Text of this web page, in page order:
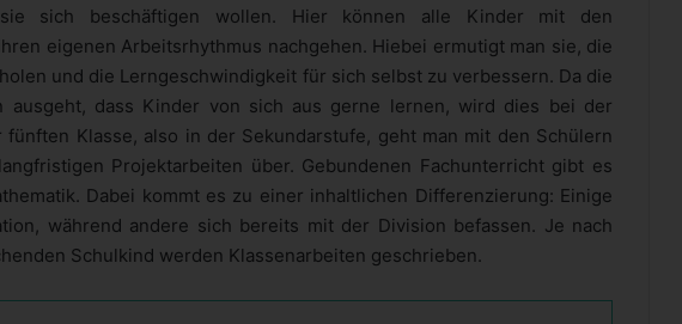
sich beschäftigen wollen. Hier können alle Kinder mit den
eigenen Arbeitsrhythmus nachgehen. Hiebei ermutigt man sie, die
und die Lerngeschwindigkeit für sich selbst zu verbessern. Da die
ausgeht, dass Kinder von sich aus gerne lernen, wird dies bei der
Klasse, also in der Sekundarstufe, geht man mit den Schülern
Projektarbeiten über. Gebundenen Fachunterricht gibt es
Dabei kommt es zu einer inhaltlichen Differenzierung: Einige
während andere sich bereits mit der Division befassen. Je nach
Schulkind werden Klassenarbeiten geschrieben.